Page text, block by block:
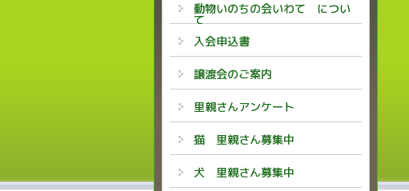
動物いのちの会いわて につい
て
入会申込書
譲渡会のご案内
里親さんアンケート
猫 里親さん募集中
犬 里親さん募集中